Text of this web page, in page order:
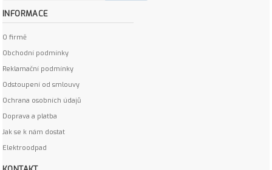
INFORMACE
O firmě
Obchodní podmínky
Reklamační podmínky
Odstoupení od smlouvy
Ochrana osobních údajů
Doprava a platba
Jak se k nám dostat
Elektroodpad